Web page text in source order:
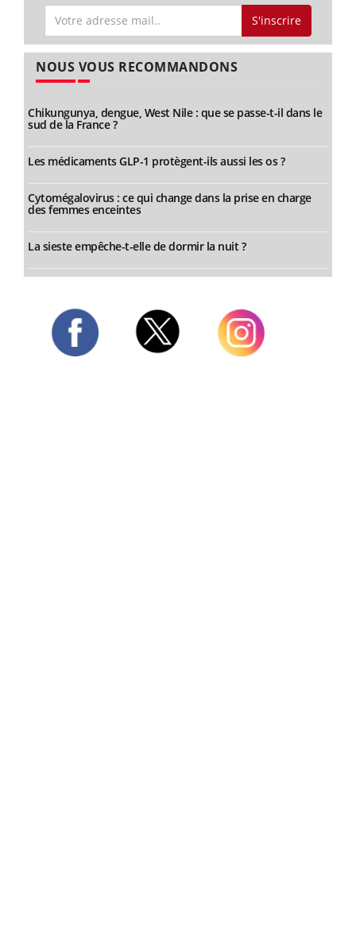
S'inscrire
NOUS VOUS RECOMMANDONS
Chikungunya, dengue, West Nile : que se passe-t-il dans le
sud de la France ?
Les médicaments GLP-1 protègent-ils aussi les os ?
Cytomégalovirus : ce qui change dans la prise en charge
des femmes enceintes
La sieste empêche-t-elle de dormir la nuit ?